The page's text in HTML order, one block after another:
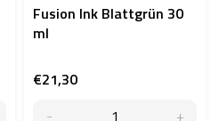
Fusion Ink Blattgrün 30
ml
€21,30